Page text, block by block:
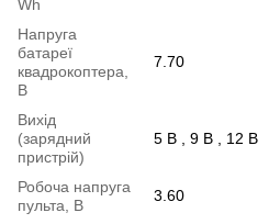
Wh
Напруга
батареї
квадрокоптера,
В
7.70
Вихід
(зарядний
пристрій)
5 В , 9 В , 12 В
Робоча напруга
пульта, В
3.60